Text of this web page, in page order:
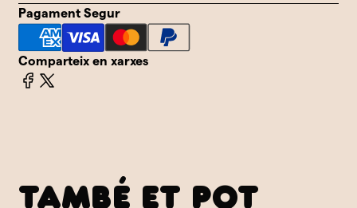
Pagament Segur
Comparteix en xarxes
TAMBÉ ET POT